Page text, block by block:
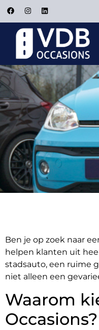
Ben je op zoek naar
helpen klanten uit
stadsauto, een ruime
niet alleen een
Waarom
Occasions?